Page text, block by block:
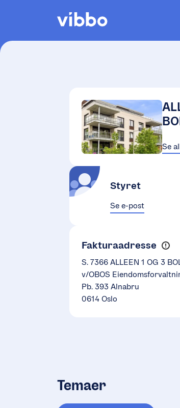
Se
Styret
Se e-post
Fakturaadresse
S. 7366 ALLEEN 1 OG 3
v/OBOS
Pb. 393 Alnabru
0614 Oslo
Temaer